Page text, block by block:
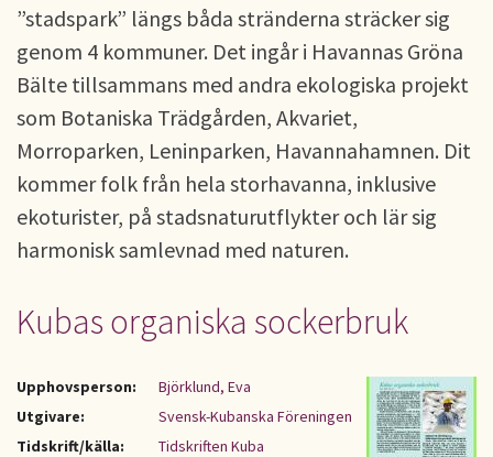
”stadspark” längs båda stränderna sträcker sig
genom 4 kommuner. Det ingår i Havannas Gröna
Bälte tillsammans med andra ekologiska projekt
som Botaniska Trädgården, Akvariet,
Morroparken, Leninparken, Havannahamnen. Dit
kommer folk från hela storhavanna, inklusive
ekoturister, på stadsnaturutflykter och lär sig
harmonisk samlevnad med naturen.
Kubas organiska sockerbruk
Upphovsperson:
Björklund, Eva
Utgivare:
Svensk-Kubanska Föreningen
Tidskrift/källa:
Tidskriften Kuba